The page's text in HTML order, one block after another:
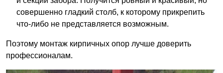
совершенно гладкий столб, к которому прикрепить
что-либо не представляется возможным.
Поэтому монтаж кирпичных опор лучше доверить
профессионалам.